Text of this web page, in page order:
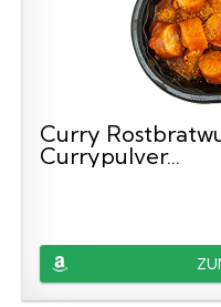
Curry
Currypulver...